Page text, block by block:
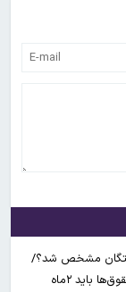
مشخص شد؟/
کریمی: بازنشستگان توان خرید نان و پنیر هم ندارند؛ حقوق‌ها باید ۲ماه